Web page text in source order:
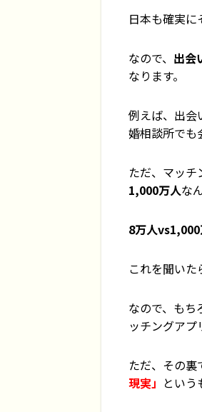
日本も確実に
なので、 出会
なります。
例えば、出会
婚相談所でも
ただ、マッ
1,000万人な
8万人vs1,000
これを聞いた
なので、もち
ッチングアプ
ただ、その
現実」 という